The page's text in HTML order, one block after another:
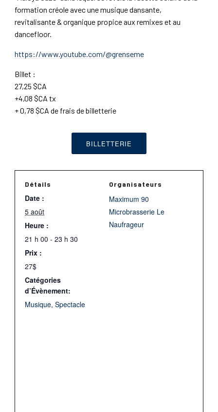
formation créole avec une musique dansante,
revitalisante & organique propice aux remixes et au
dancefloor.
https://www.youtube.com/@grenseme
Billet :
27,25 $CA
+4,08 $CA tx
+ 0,78 $CA de frais de billetterie
BILLETTERIE
Détails
Date :
5 août
Heure :
21 h 00 - 23 h 30
Prix :
27$
Catégories
d’Évènement:
Musique, Spectacle
Organisateurs
Maximum 90
Microbrasserie Le
Naufrageur